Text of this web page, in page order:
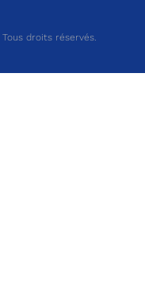
droits réservés.